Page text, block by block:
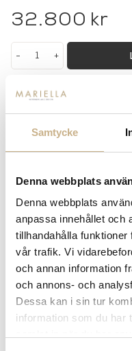
Samtycke
Denna webbplats
Denna webbplats
anpassa innehållet och
tillhandahålla
vår trafik. Vi
och annan information
och annons- och
Dessa kan i sin tur
information som du har
32.800 kr
+
-
nyhetsbrev
900:- i frakt vid köp av
Hämta i butik
FRÅGA OSS OM PRODUKTEN
BESKRIVNING